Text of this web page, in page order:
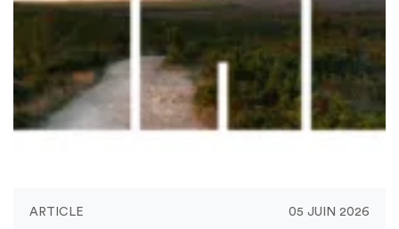
ARTICLE 05 JUIN 2026